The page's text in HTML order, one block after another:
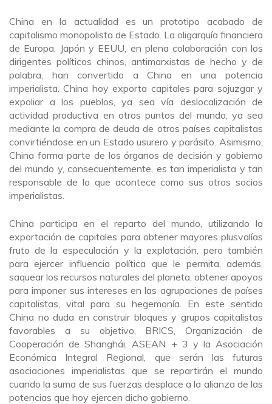
China en la actualidad es un prototipo acabado de
capitalismo monopolista de Estado. La oligarquía financiera
de Europa, Japón y EEUU, en plena colaboración con los
dirigentes políticos chinos, antimarxistas de hecho y de
palabra, han convertido a China en una potencia
imperialista. China hoy exporta capitales para sojuzgar y
expoliar a los pueblos, ya sea vía deslocalización de
actividad productiva en otros puntos del mundo, ya sea
mediante la compra de deuda de otros países capitalistas
convirtiéndose en un Estado usurero y parásito. Asimismo,
China forma parte de los órganos de decisión y gobierno
del mundo y, consecuentemente, es tan imperialista y tan
responsable de lo que acontece como sus otros socios
imperialistas.
China participa en el reparto del mundo, utilizando la
exportación de capitales para obtener mayores plusvalías
fruto de la especulación y la explotación, pero también
para ejercer influencia política que le permita, además,
saquear los recursos naturales del planeta, obtener apoyos
para imponer sus intereses en las agrupaciones de países
capitalistas, vital para su hegemonía. En este sentido
China no duda en construir bloques y grupos capitalistas
favorables a su objetivo, BRICS, Organización de
Cooperación de Shanghái, ASEAN + 3 y la Asociación
Económica Integral Regional, que serán las futuras
asociaciones imperialistas que se repartirán el mundo
cuando la suma de sus fuerzas desplace a la alianza de las
potencias que hoy ejercen dicho gobierno.